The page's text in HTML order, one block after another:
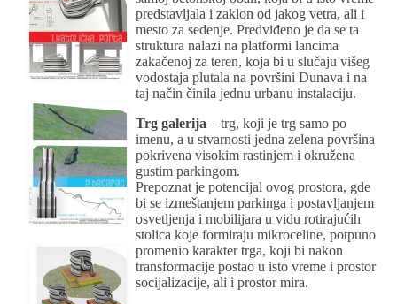
predstavljala i zaklon od jakog vetra, ali i
mesto za sedenje. Predviđeno je da se ta
struktura nalazi na platformi lancima
zakačenoj za teren, koja bi u slučaju višeg
vodostaja plutala na površini Dunava i na
taj način činila jednu urbanu instalaciju.
Trg galerija – trg, koji je trg samo po
imenu, a u stvarnosti jedna zelena površina
pokrivena visokim rastinjem i okružena
gustim parkingom.
Prepoznat je potencijal ovog prostora, gde
bi se izmeštanjem parkinga i postavljanjem
osvetljenja i mobilijara u vidu rotirajućih
stolica koje formiraju mikroceline, potpuno
promenio karakter trga, koji bi nakon
transformacije postao u isto vreme i prostor
socijalizacije, ali i prostor mira.